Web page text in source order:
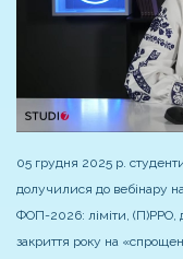
05 грудня 2025 р.
долучилися до вебінару
ФОП-2026: ліміти, (П)РРО,
закриття року на